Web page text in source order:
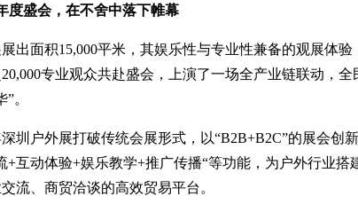
盛会，在不舍中落下帷幕
面积15,000平米，其娱乐性与专业性兼备的观展体验
专业观众共赴盛会，上演了一场全产业链联动，全
。
户外展打破传统会展形式，以“B2B+B2C”的展会创
+互动体验+娱乐教学+推广传播“等功能，为户外行业搭
流、商贸洽谈的高效贸易平台。